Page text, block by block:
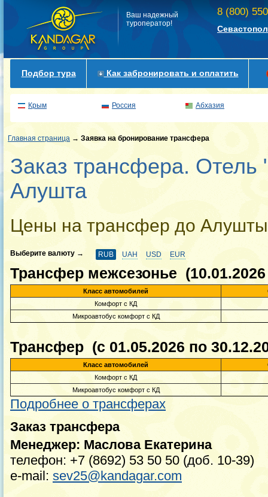
Ваш надежный
туроператор!
8 (800)
Подбор тура Как забронировать и оплатить
Крым Россия Абхазия
Главная страница → Заявка на бронирование трансфера
Заказ трансфера. Отель
Алушта
Цены на трансфер до Алушты
Выберите валюту → RUB UAH USD EUR
Трансфер межсезонье (10.01.2026
Класс автомобилей
Комфорт с КД
Микроавтобус комфорт с КД
Трансфер (с 01.05.2026 по
Класс автомобилей
Комфорт с КД
Микроавтобус комфорт с КД
Подробнее о трансферах
Заказ трансфера
Менеджер: Маслова Екатерина
телефон: +7 (8692) 53 50 50 (доб. 10-39)
e-mail: sev25@kandagar.com